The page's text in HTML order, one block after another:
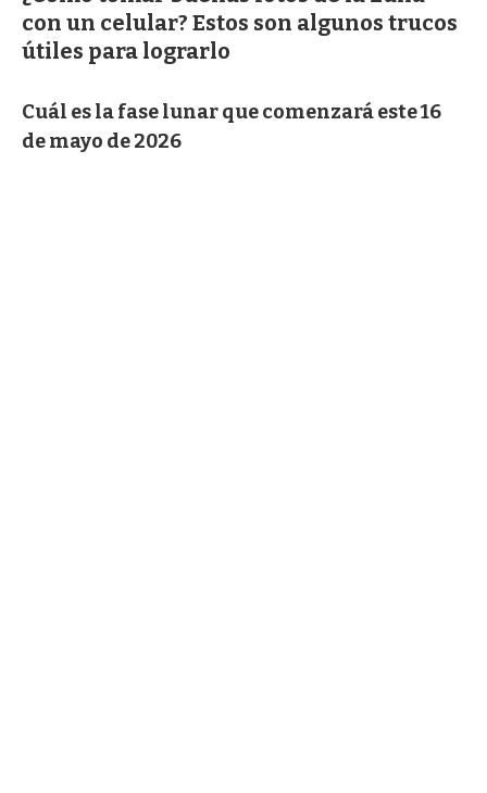
con un celular? Estos son algunos trucos
útiles para lograrlo
Cuál es la fase lunar que comenzará este 16
de mayo de 2026